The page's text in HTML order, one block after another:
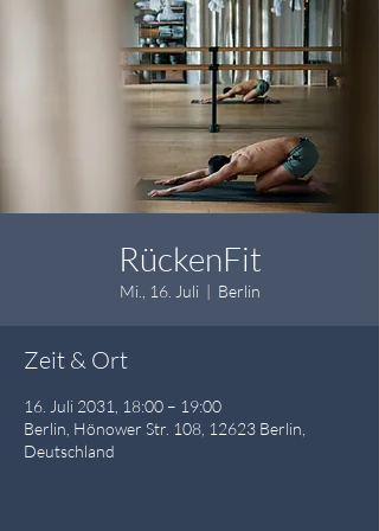
RückenFit
Mi., 16. Juli
  |
Berlin
Zeit & Ort
16. Juli 2031, 18:00 – 19:00
Berlin, Hönower Str. 108, 12623 Berlin,
Deutschland